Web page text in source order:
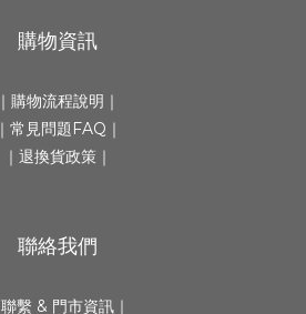
購物資訊
｜ 購物流程說明 ｜
｜ 常見問題FAQ ｜
｜ 退換貨政策 ｜
聯絡我們
聯繫 & 門市資訊 ｜